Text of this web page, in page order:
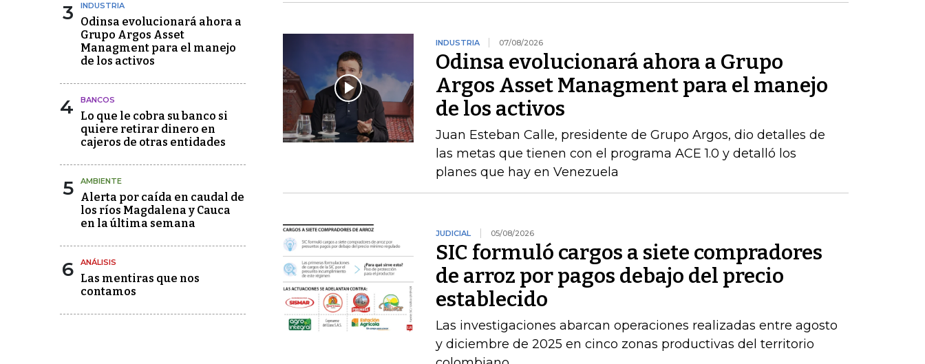
3 INDUSTRIA
Odinsa evolucionará ahora a
Grupo Argos Asset
Managment para el manejo
de los activos
4 BANCOS
Lo que le cobra su banco si
quiere retirar dinero en
cajeros de otras entidades
5 AMBIENTE
Alerta por caída en caudal de
los ríos Magdalena y Cauca
en la última semana
6 ANÁLISIS
Las mentiras que nos
contamos
INDUSTRIA 07/08/2026
Odinsa evolucionará ahora a Grupo
Argos Asset Managment para el manejo
de los activos
Juan Esteban Calle, presidente de Grupo Argos, dio detalles de
las metas que tienen con el programa ACE 1.0 y detalló los
planes que hay en Venezuela
JUDICIAL 05/08/2026
SIC formuló cargos a siete compradores
de arroz por pagos debajo del precio
establecido
Las investigaciones abarcan operaciones realizadas entre agosto
y diciembre de 2025 en cinco zonas productivas del territorio